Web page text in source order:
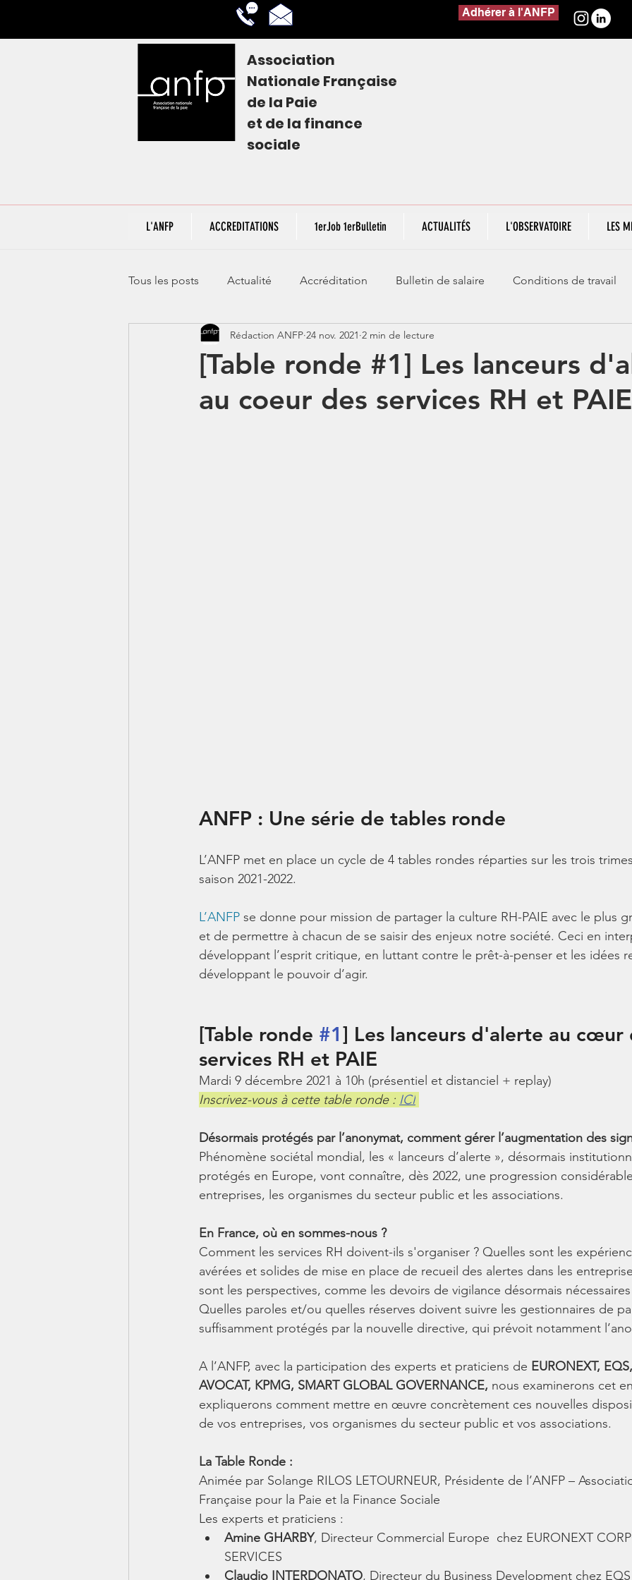
Adhérer à l'ANFP
Association
Nationale Française
de la Paie
et de la finance
sociale
L'ANFP ACCREDITATIONS 1erJob 1erBulletin ACTUALITÉS L'OBSERVATOIRE LES
Tous les posts Actualité Accréditation Bulletin de salaire Conditions de travail
CORONAVIRUS - COVID 19 Jurisprudence Rémunération
Jeunes - 1erJob1erBP DSN BOSS Contrats aidés Jours fériés
[Table ronde #1] Les lanceurs
au coeur des services RH et PAIE
Rédaction ANFP 24 nov. 2021 2 min de lecture
ANFP : Une série de tables ronde
L’ANFP met en place un cycle de 4 tables rondes réparties sur les trois
saison 2021-2022.
L’ANFP se donne pour mission de partager la culture RH-PAIE avec le plus
et de permettre à chacun de se saisir des enjeux notre société. Ceci en
développant l’esprit critique, en luttant contre le prêt-à-penser et les idées
développant le pouvoir d’agir.
[Table ronde #1] Les lanceurs d'alerte au
services RH et PAIE
Mardi 9 décembre 2021 à 10h (présentiel et distanciel + replay)
Inscrivez-vous à cette table ronde : ICI
Désormais protégés par l’anonymat, comment gérer l’augmentation des
Phénomène sociétal mondial, les « lanceurs d’alerte », désormais
protégés en Europe, vont connaître, dès 2022, une progression
entreprises, les organismes du secteur public et les associations.
En France, où en sommes-nous ?
Comment les services RH doivent-ils s'organiser ? Quelles sont les
avérées et solides de mise en place de recueil des alertes dans les
sont les perspectives, comme les devoirs de vigilance désormais nécessaires
Quelles paroles et/ou quelles réserves doivent suivre les gestionnaires de
suffisamment protégés par la nouvelle directive, qui prévoit notamment
A l’ANFP, avec la participation des experts et praticiens de EURONEXT,
AVOCAT, KPMG, SMART GLOBAL GOVERNANCE, nous examinerons cet
expliquerons comment mettre en œuvre concrètement ces nouvelles
de vos entreprises, vos organismes du secteur public et vos associations.
La Table Ronde :
Animée par Solange RILOS LETOURNEUR, Présidente de l’ANFP –
Française pour la Paie et la Finance Sociale
Les experts et praticiens :
Amine GHARBY, Directeur Commercial Europe  chez EURONEXT
SERVICES
Claudio INTERDONATO, Directeur du Business Development chez